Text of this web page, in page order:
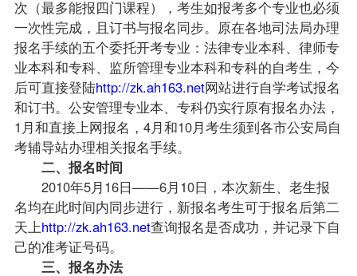
次（最多能报四门课程），考生如报考多个专业也必须
一次性完成，且订书与报名同步。原在各地司法局办理
报名手续的五个委托开考专业： 法律专业本科、 律师专
业本科和专科、监所管理专业本科和专科的自考生，今
后可直接登陆http://zk.ah163.net网站进行自学考试报名
和订书。公安管理专业本、专科仍实行原有报名办法，
1月和直接上网报名，4月和10月考生须到各市公安局自
考辅导站办理相关报名手续。
二、报名时间
2010年5月16日——6月10日，本次新生、老生报
名均在此时间内同步进行，新报名考生可于报名后第二
天上http://zk.ah163.net查询报名是否成功，并记录下自
己的准考证号码。
三、报名办法